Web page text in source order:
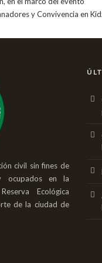
y Convivencia en
civil sin fines de
ocupados en la
Ecológica
de la ciudad de